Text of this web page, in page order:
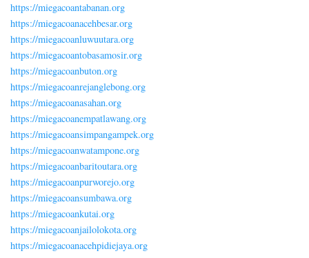
https://miegacoantabanan.org
https://miegacoanacehbesar.org
https://miegacoanluwuutara.org
https://miegacoantobasamosir.org
https://miegacoanbuton.org
https://miegacoanrejanglebong.org
https://miegacoanasahan.org
https://miegacoanempatlawang.org
https://miegacoansimpangampek.org
https://miegacoanwatampone.org
https://miegacoanbaritoutara.org
https://miegacoanpurworejo.org
https://miegacoansumbawa.org
https://miegacoankutai.org
https://miegacoanjailolokota.org
https://miegacoanacehpidiejaya.org